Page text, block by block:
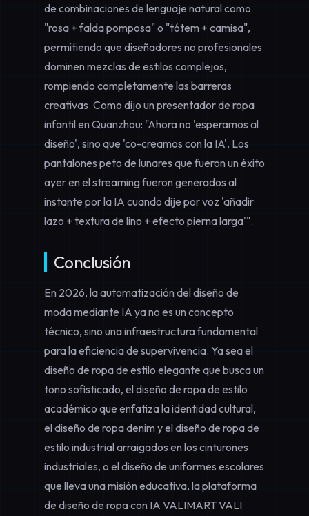
de combinaciones de lenguaje natural como
"rosa + falda pomposa" o "tótem + camisa",
permitiendo que diseñadores no profesionales
dominen mezclas de estilos complejos,
rompiendo completamente las barreras
creativas. Como dijo un presentador de ropa
infantil en Quanzhou: "Ahora no 'esperamos al
diseño', sino que 'co-creamos con la IA'. Los
pantalones peto de lunares que fueron un éxito
ayer en el streaming fueron generados al
instante por la IA cuando dije por voz 'añadir
lazo + textura de lino + efecto pierna larga'".
Conclusión
En 2026, la automatización del diseño de
moda mediante IA ya no es un concepto
técnico, sino una infraestructura fundamental
para la eficiencia de supervivencia. Ya sea el
diseño de ropa de estilo elegante que busca un
tono sofisticado, eldiseño de ropa de estilo
académico que enfatiza la identidad cultural,
eldiseño de ropa denim y eldiseño de ropa de
estilo industrialarraigados en los cinturones
industriales, o eldiseño de uniformes escolares
que lleva una misión educativa, la plataforma
de diseño de ropa con IA VALIMART VALI